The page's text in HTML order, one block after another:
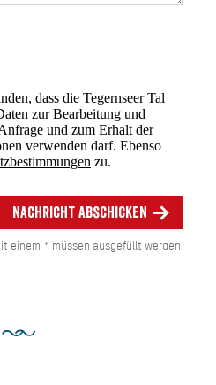
dass die Tegernseer Tal
zur Bearbeitung und
und zum Erhalt der
verwenden darf. Ebenso
zu.
Nachricht abschicken
einem * müssen ausgefüllt werden!